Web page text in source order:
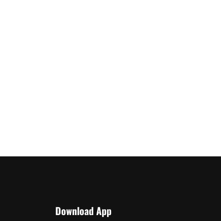
Download App